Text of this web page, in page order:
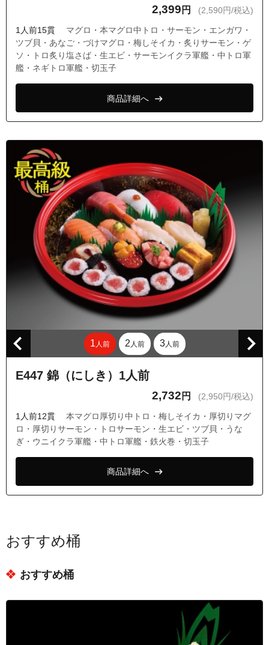
2,399 円 (2,590円/税込)
1人前15貫
マグロ・本マグロ中トロ・サーモン・エンガワ・
ツブ貝・あなご・づけマグロ・梅しそイカ・炙りサーモン・ゲ
ソ・トロ炙り塩さば・生エビ・サーモンイクラ軍艦・中トロ軍
艦・ネギトロ軍艦・切玉子
商品詳細へ
1人前 2 人前 3人前
E447 錦（にしき）1人前
2,732 円 (2,950円/税込)
1人前12貫
本マグロ厚切り中トロ・梅しそイカ・厚切りマグ
ロ・厚切りサーモン・トロサーモン・生エビ・ツブ貝・うな
ぎ・ウニイクラ軍艦・中トロ軍艦・鉄火巻・切玉子
商品詳細へ
おすすめ桶
おすすめ桶